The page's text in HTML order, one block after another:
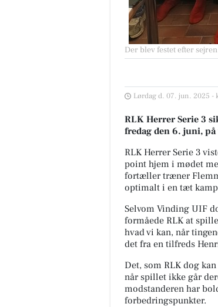
Der blev festet efter
Lørdag d. 07. jun. 2025 -
RLK Herrer Serie 3
fredag den 6. juni,
RLK Herrer Serie 3
point hjem i mødet
fortæller træner
optimalt i en tæt
Selvom Vinding UIF
formåede RLK at
hvad vi kan, når
det fra en tilfreds
Det, som RLK dog
når spillet ikke går
modstanderen har
forbedringspunkter.
📢📢📢📢 ER
Tjenere/
ved
Åbn opslaget